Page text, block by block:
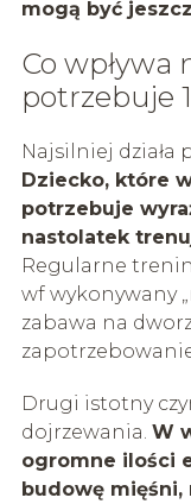
mogą być
Co wpływa
potrzebuje
Najsilniej działa
Dziecko, które
potrzebuje
nastolatek
Regularne
wf wykonywany
zabawa na
Drugi istotny
dojrzewania. W
ogromne ilości
budowę